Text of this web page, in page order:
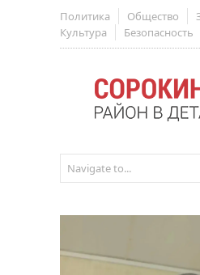
Политика Общество
Культура
Безопасность